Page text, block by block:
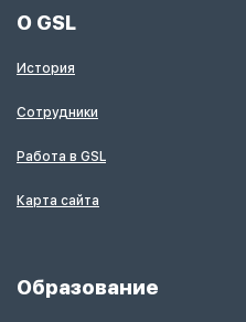
О GSL
История
Сотрудники
Работа в GSL
Карта сайта
Образование